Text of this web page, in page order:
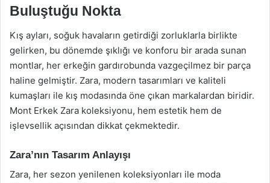
Buluştuğu Nokta
Kış ayları, soğuk havaların getirdiği zorluklarla birlikte
gelirken, bu dönemde şıklığı ve konforu bir arada sunan
montlar, her erkeğin gardırobunda vazgeçilmez bir parça
haline gelmiştir. Zara, modern tasarımları ve kaliteli
kumaşları ile kış modasında öne çıkan markalardan biridir.
Mont Erkek Zara koleksiyonu, hem estetik hem de
işlevsellik açısından dikkat çekmektedir.
Zara’nın Tasarım Anlayışı
Zara, her sezon yenilenen koleksiyonları ile moda